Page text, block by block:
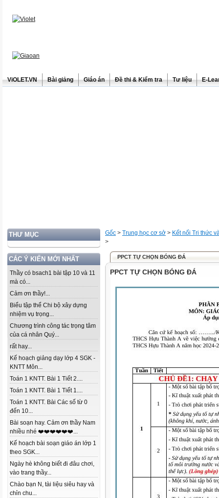
ViOLET.VN Bài giảng Giáo án Đề thi & Kiểm tra Tư liệu E-
THƯ MỤC
CÁC Ý KIẾN MỚI NHẤT
Thầy có bsach1 bài tập 10 và 11
mà có...
Cảm ơn thầy!...
Biểu tập thể Chi bộ xây dựng
nhiệm vụ trọng...
Chương trình công tác trọng tâm
của cá nhân Quý...
rất hay...
Kế hoạch giảng dạy lớp 4 SGK -
KNTT Môn...
Toán 1 KNTT. Bài 1 Tiết 2....
Toán 1 KNTT. Bài 1 Tiết 1....
Toán 1 KNTT. Bài Các số từ 0
đến 10...
Bài soạn hay. Cảm ơn thầy Nam
nhiều nhé ❤️❤️❤️❤️❤️❤️...
Kế hoạch bài soạn giáo án lớp 1
theo SGK...
Ngày hè không biết đi đâu chơi,
vào trang thầy...
Chào bạn N, tài liệu siêu hay và
chỉn chu...
Gốc > Trung học cơ sở > Kết nối Tri thức
>
PPCT TỰ CHỌN BÓNG ĐÁ
PPCT TỰ CHỌN BÓNG ĐÁ